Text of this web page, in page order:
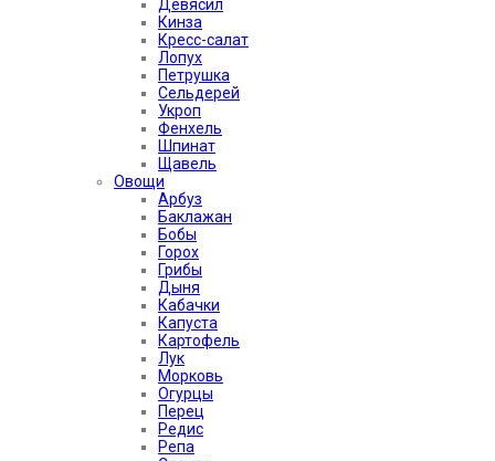
Девясил
Кинза
Кресс-салат
Лопух
Петрушка
Сельдерей
Укроп
Фенхель
Шпинат
Щавель
Овощи
Арбуз
Баклажан
Бобы
Горох
Грибы
Дыня
Кабачки
Капуста
Картофель
Лук
Морковь
Огурцы
Перец
Редис
Репа